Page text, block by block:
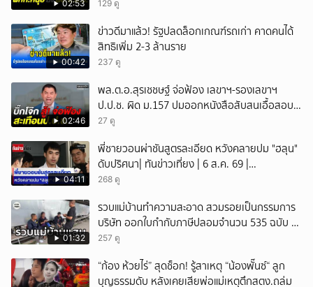
02:53
ป.ย.ป.
129 ดู
00:42
ข่าวดีมาแล้ว! รัฐปลดล็อกเกณฑ์รถเก่า คาดคนได้
สิทธิเพิ่ม 2-3 ล้านราย
237 ดู
02:46
พล.ต.อ.สุรเชชษฐ์ จ่อฟ้อง เลขาฯ-รองเลขาฯ
ป.ป.ช. ผิด ม.157 ปมออกหนังสือสับสนเอื้อสอบ
คดีซ้ำซ้อน
27 ดู
04:11
พี่ชายวอนผ่าชันสูตรละเอียด หวังคลายปม "ฮลุน"
ดับปริศนา| ทันข่าวเที่ยง | 6 ส.ค. 69 |
NationTV22
268 ดู
01:32
รวบแม่บ้านทำความสะอาด สวมรอยเป็นกรรมการ
บริษัท ออกใบกำกับภาษีปลอมจำนวน 535 ฉบับ รัฐ
เสียหายกว่า 129 ล้านบาท
257 ดู
“ก้อง ห้วยไร่” สุดช็อก! รู้สาเหตุ “น้องพั๊นซ์“ ลูก
บุญธรรมดับ หลังเคยเสียพ่อแม่เหตุตึกสตง.ถล่ม